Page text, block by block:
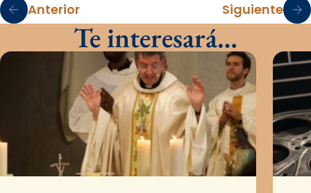
Anterior Siguiente
Te interesará…